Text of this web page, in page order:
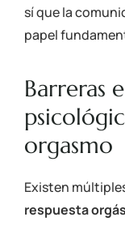
sí que la
papel
Barreras
orgasmo
Existen
respuesta